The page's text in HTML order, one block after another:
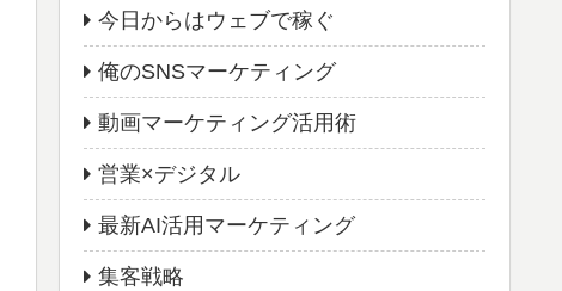
今日からはウェブで稼ぐ
俺のSNSマーケティング
動画マーケティング活用術
営業×デジタル
最新AI活用マーケティング
集客戦略